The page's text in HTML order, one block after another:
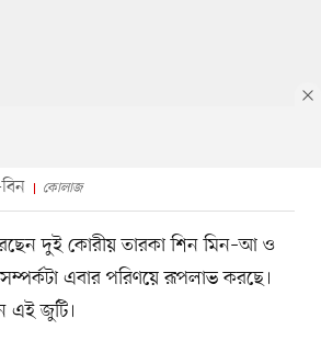
কোলাজ
দুই কোরীয় তারকা শিন মিন–আ ও
এবার পরিণয়ে রূপলাভ করছে।
এই জুটি।